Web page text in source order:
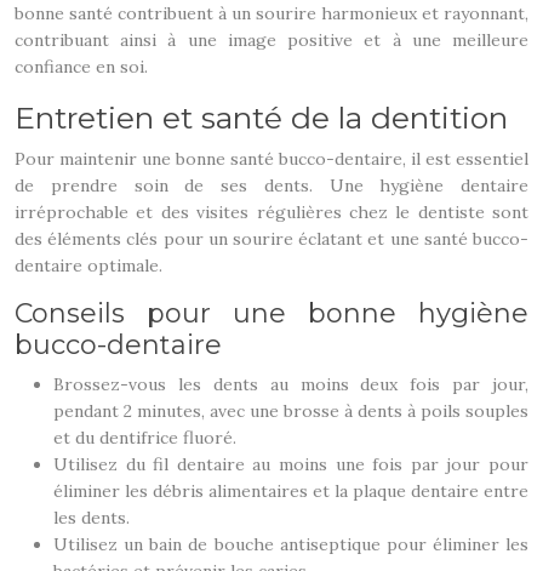
bonne santé contribuent à un sourire harmonieux et rayonnant,
contribuant ainsi à une image positive et à une meilleure
confiance en soi.
Entretien et santé de la dentition
Pour maintenir une bonne santé bucco-dentaire, il est essentiel
de prendre soin de ses dents. Une hygiène dentaire
irréprochable et des visites régulières chez le dentiste sont
des éléments clés pour un sourire éclatant et une santé bucco-
dentaire optimale.
Conseils pour une bonne hygiène
bucco-dentaire
Brossez-vous les dents au moins deux fois par jour,
pendant 2 minutes, avec une brosse à dents à poils souples
et du dentifrice fluoré.
Utilisez du fil dentaire au moins une fois par jour pour
éliminer les débris alimentaires et la plaque dentaire entre
les dents.
Utilisez un bain de bouche antiseptique pour éliminer les